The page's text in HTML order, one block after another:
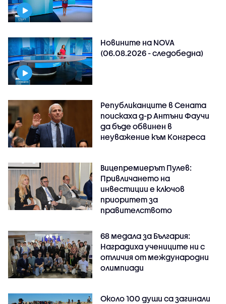
Новините на NOVA
(06.08.2026 - следобедна)
Републиканците в Сената
поискаха д-р Антъни Фаучи
да бъде обвинен в
неуважение към Конгреса
Вицепремиерът Пулев:
Привличането на
инвестиции е ключов
приоритет за
правителството
68 медала за България:
Наградиха учениците ни с
отличия от международни
олимпиади
Около 100 души са загинали